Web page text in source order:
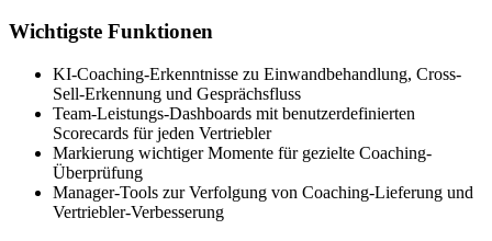
Wichtigste Funktionen
KI-Coaching-Erkenntnisse zu Einwandbehandlung, Cross-
Sell-Erkennung und Gesprächsfluss
Team-Leistungs-Dashboards mit benutzerdefinierten
Scorecards für jeden Vertriebler
Markierung wichtiger Momente für gezielte Coaching-
Überprüfung
Manager-Tools zur Verfolgung von Coaching-Lieferung und
Vertriebler-Verbesserung